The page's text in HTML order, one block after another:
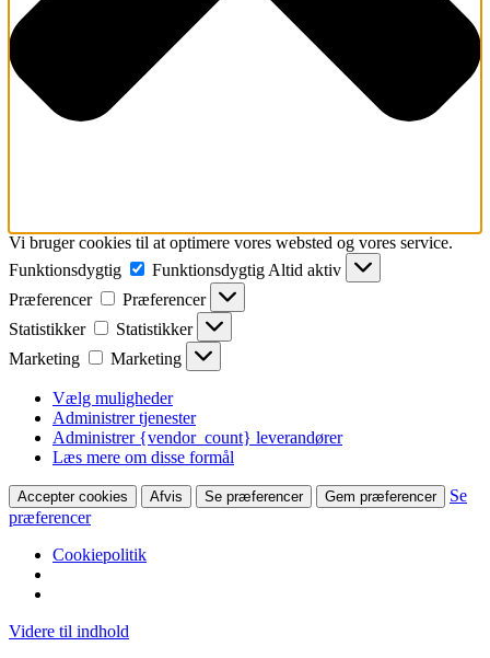
Vi bruger cookies til at optimere vores websted og vores service.
Funktionsdygtig
Funktionsdygtig Altid aktiv
Præferencer
Præferencer
Statistikker
Statistikker
Marketing
Marketing
Vælg muligheder
Administrer tjenester
Administrer {vendor_count} leverandører
Læs mere om disse formål
Accepter cookies Afvis Se præferencer Gem præferencer
Se
præferencer
Cookiepolitik
Videre til indhold